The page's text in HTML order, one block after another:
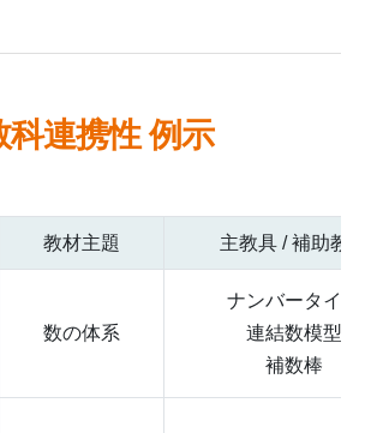
科連携性 例示
教材主題 主教具 / 補助教
数の体系
ナンバータイル
連結数模型
補数棒